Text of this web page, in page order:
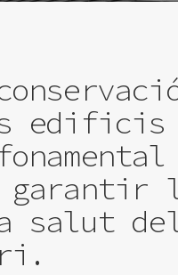
edificis
garantir
salut